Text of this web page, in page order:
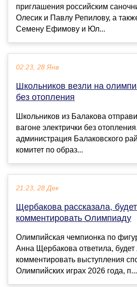
приглашения российским
Олесик и Павлу Репилову, а
Семену Ефимову и Юл...
02:23, 28 Янв
Школьников везли на
без отопления
Школьников из Балакова
вагоне электрички без
администрация Балаковского
комитет по образ...
21:23, 28 Дек
Щербакова рассказала,
комментировать Олимпиаду
Олимпийская чемпионка по
Анна Щербакова ответила, будет
комментировать выступления
Олимпийских играх 2026 года, п...